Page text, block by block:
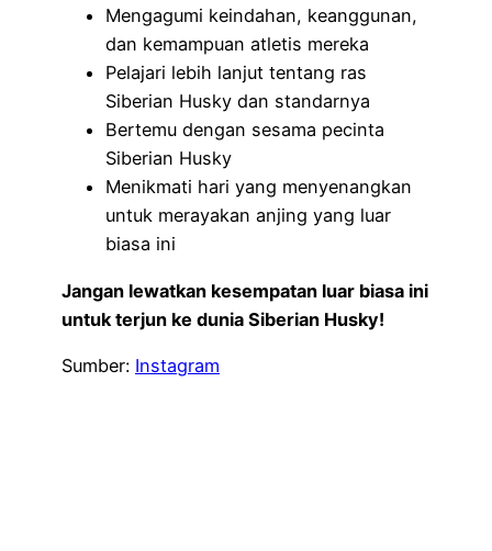
Mengagumi keindahan, keanggunan,
dan kemampuan atletis mereka
Pelajari lebih lanjut tentang ras
Siberian Husky dan standarnya
Bertemu dengan sesama pecinta
Siberian Husky
Menikmati hari yang menyenangkan
untuk merayakan anjing yang luar
biasa ini
Jangan lewatkan kesempatan luar biasa ini
untuk terjun ke dunia Siberian Husky!
Sumber: Instagram